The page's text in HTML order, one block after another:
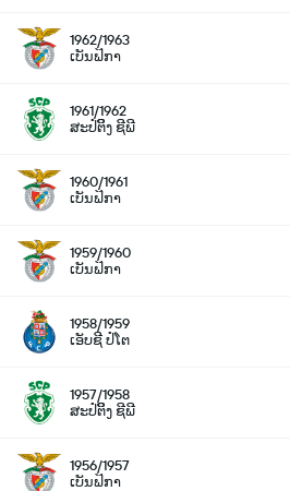
1962/1963
ເບັນຟິກາ
1961/1962
ສະປໍຕິິງ ຊີພີ
1960/1961
ເບັນຟິກາ
1959/1960
ເບັນຟິກາ
1958/1959
ເອັບຊີ ປໍໂຕ
1957/1958
ສະປໍຕິິງ ຊີພີ
1956/1957
ເບັນຟິກາ